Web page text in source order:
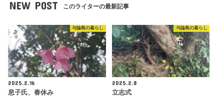
NEW POST このライターの最新記事
与論島の暮らし
2025.2.16
息子氏、春休み
与論島の暮らし
2025.2.8
立志式